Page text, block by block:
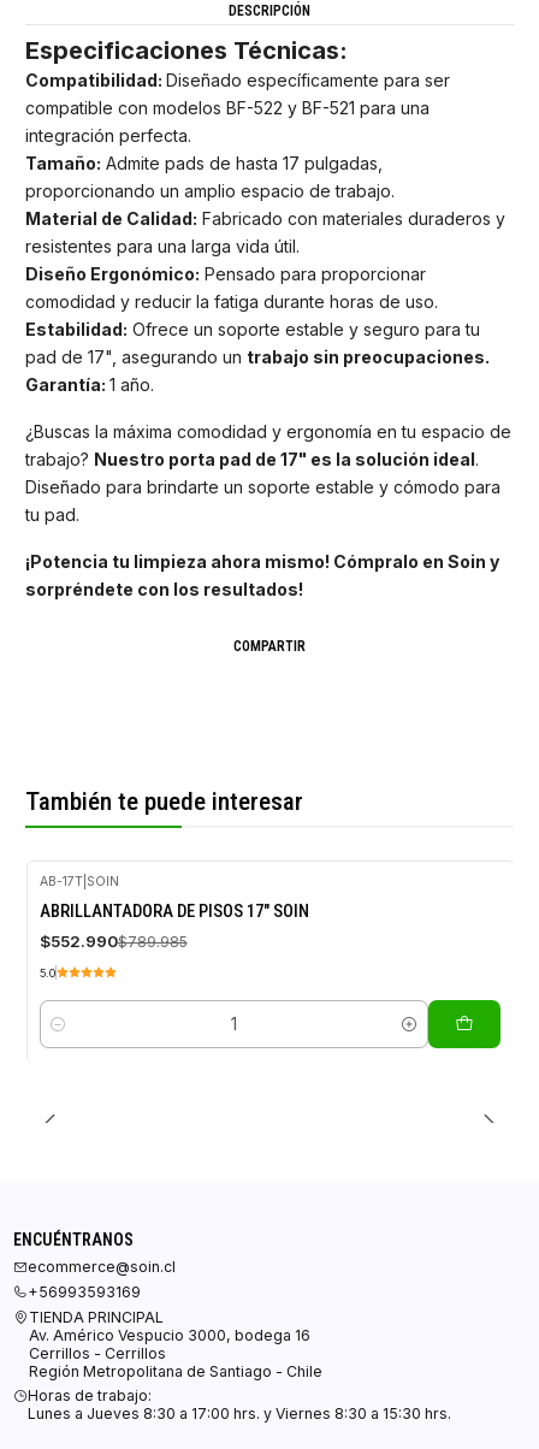
DESCRIPCIÓN
Especificaciones Técnicas:
Compatibilidad: Diseñado específicamente para ser
compatible con modelos BF-522 y BF-521 para una
integración perfecta.
Tamaño: Admite pads de hasta 17 pulgadas,
proporcionando un amplio espacio de trabajo.
Material de Calidad: Fabricado con materiales duraderos y
resistentes para una larga vida útil.
Diseño Ergonómico: Pensado para proporcionar
comodidad y reducir la fatiga durante horas de uso.
Estabilidad: Ofrece un soporte estable y seguro para tu
pad de 17", asegurando un trabajo sin preocupaciones.
Garantía: 1 año.
¿Buscas la máxima comodidad y ergonomía en tu espacio de
trabajo? Nuestro porta pad de 17" es la solución ideal.
Diseñado para brindarte un soporte estable y cómodo para
tu pad.
¡Potencia tu limpieza ahora mismo! Cómpralo en Soin y
sorpréndete con los resultados!
COMPARTIR
También te puede interesar
-30%
OFF
AB-17T| SOIN
ABRILLANTADORA DE PISOS 17" SOIN
$552.990$789.985
5.0
Cantidad
ENCUÉNTRANOS
ecommerce@soin.cl
+56993593169
TIENDA PRINCIPAL
Av. Américo Vespucio 3000, bodega 16
Cerrillos - Cerrillos
Región Metropolitana de Santiago - Chile
Horas de trabajo:
Lunes a Jueves 8:30 a 17:00 hrs. y Viernes 8:30 a 15:30 hrs.